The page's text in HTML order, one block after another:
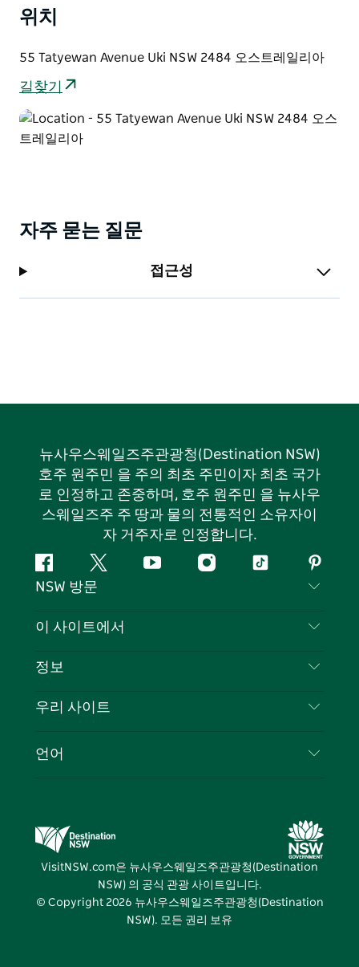
순수한 고요함과 편리한 접근성이 완벽한 조화를 이루는
곳입니다. 브리즈번에서 두 시간 골드코스트 공항과 바이
한 장소입니다. 전용 자쿠지에서 럭셔리한 시간을 보내며
열대우림의 치유력을 만끽해 보세요.
위치
55 Tatyewan Avenue Uki NSW 2484 오스트레일리아
길찾기
자주 묻는 질문
접근성
뉴사우스웨일즈주관광청(Destination NSW)
호주 원주민 을 주의 최초 주민이자 최초 국가
로 인정하고 존중하며, 호주 원주민 을 뉴사우
스웨일즈주 주 땅과 물의 전통적인 소유자이
자 거주자로 인정합니다.
페
이
북
지
다
유
인
틱
핀
터
스
NSW 방문
문의하기
쿠키 고지
이 사이트에서
목적지
이벤트
정보
여행 정보
뉴사우스웨일즈주 의 사업
우리 사이트
뉴사우스웨일즈주관광청(Destination NSW) 미디
어 센터
비비드 시드니(Vivid Sydney)
언어
VisitNSW.com은 뉴사우스웨일즈주관광청(Destination
NSW) 의 공식 관광 사이트입니다.
© Copyright 2026 뉴사우스웨일즈주관광청(Destination
NSW). 모든 권리 보유